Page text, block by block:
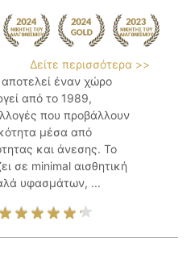
Δείτε περισσότερα >>
έναν χώρο
από το 1989,
που προβάλλουν
μέσα από
και άνεσης. Το
σε minimal αισθητική
υφασμάτων, ...